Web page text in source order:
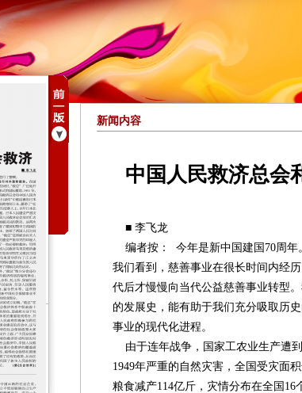
新闻内容
中国人民救济总会
■ 李飞龙
编者按： 今年是新中国建国70周年
我们看到，慈善事业在很长时间内经
代后才慢慢向当代公益慈善事业转型
的发展史，能有助于我们充分吸取历
事业的现代化进程。
由于连年战争，国家工农业生产遭
1949年严重的自然灾害，全国受灾面
粮食减产114亿斤，灾情分布在全国16